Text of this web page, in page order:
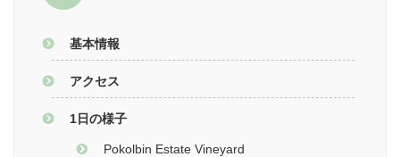
基本情報
アクセス
1日の様子
Pokolbin Estate Vineyard